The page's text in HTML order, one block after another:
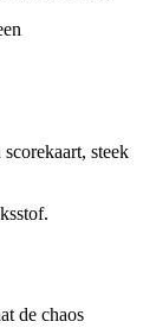
steek
de chaos